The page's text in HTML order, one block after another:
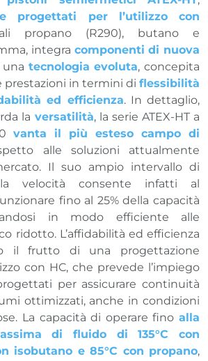
progettati per l’utilizzo con
propano (R290), butano e
integra componenti di nuova
una tecnologia evoluta, concepita
prestazioni in termini di flessibilità
ed efficienza. In dettaglio,
la versatilità, la serie ATEX-HT a
vanta il più esteso campo di
alle soluzioni attualmente
Il suo ampio intervallo di
velocità consente infatti al
fino al 25% della capacità
in modo efficiente alle
ridotto. L’affidabilità ed efficienza
il frutto di una progettazione
con HC, che prevede l’impiego
per assicurare continuità
ottimizzati, anche in condizioni
La capacità di operare fino alla
di fluido di 135°C con
isobutano e 85°C con propano,